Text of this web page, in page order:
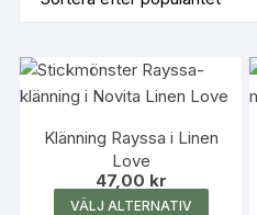
Klänning Rayssa i Linen
Love
47,00 kr
VÄLJ ALTERNATIV